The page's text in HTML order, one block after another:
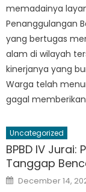
memadainya
Penanggulangan
yang bertugas
alam di wilayah
kinerjanya yang
Warga telah
gagal
Uncategorized
BPBD IV
Tanggap
Posted
on
December 14,